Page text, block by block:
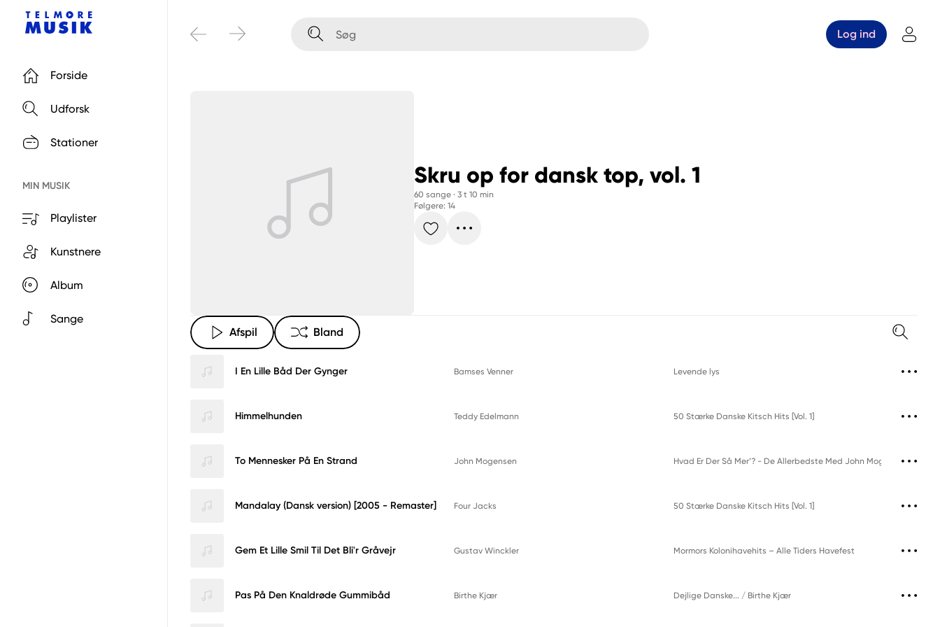
Forside
Udforsk
Stationer
MIN MUSIK
Playlister
Kunstnere
Album
Sange
Skru op for dansk top, vol. 1
60 sange · 3 t 10 min
Følgere: 14
Afspil Bland
I En Lille Båd Der Gynger Bamses Venner Levende lys
Himmelhunden Teddy Edelmann 50 Stærke Danske Kitsch Hits [Vol. 1]
To Mennesker På En Strand John Mogensen Hvad Er Der Så Mer’? - De Allerbedste Med John Mogensen
Mandalay (Dansk version) [2005 - Remaster] Four Jacks 50 Stærke Danske Kitsch Hits [Vol. 1]
Gem Et Lille Smil Til Det Bli'r Gråvejr Gustav Winckler Mormors Kolonihavehits – Alle Tiders Havefest
Pas På Den Knaldrøde Gummibåd Birthe Kjær Dejlige Danske... / Birthe Kjær
Log ind